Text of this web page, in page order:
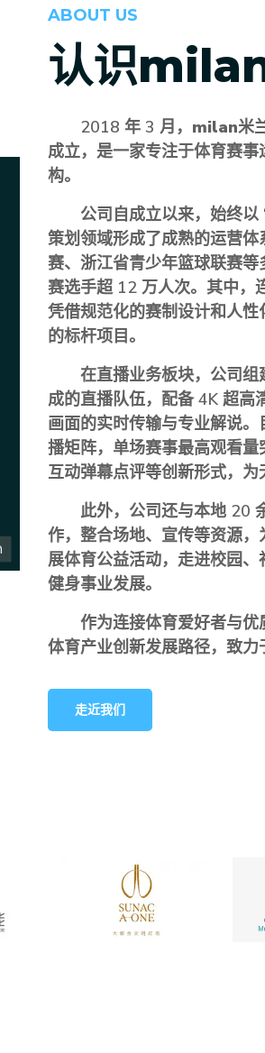
ABOUT US
认识
2018 年 3 月， milan米
成立，是一家专注于体育赛
构。
公司自成立以来，始终
策划领域形成了成熟的运营
赛、浙江省青少年篮球联赛
赛选手超 12 万人次。其中，
凭借规范化的赛制设计和人
的标杆项目。
在直播业务板块，公司
成的直播队伍，配备 4K 超高
画面的实时传输与专业解说
播矩阵，单场赛事最高观看量
互动弹幕点评等创新形式，为
此外，公司还与本地 20
作，整合场地、宣传等资源
展体育公益活动，走进校园
健身事业发展。
作为连接体育爱好者与优
体育产业创新发展路径，致力
走近我们